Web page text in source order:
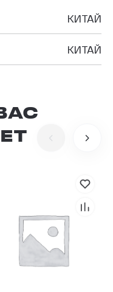
КИТАЙ
КИТАЙ